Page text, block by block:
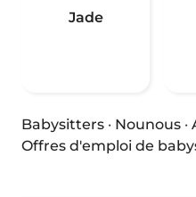
Jade
Babysitters · Nounous ·
Offres d'emploi de